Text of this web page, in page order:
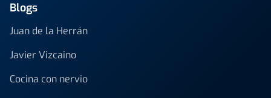
Blogs
Juan de la Herrán
Javier Vizcaino
Cocina con nervio